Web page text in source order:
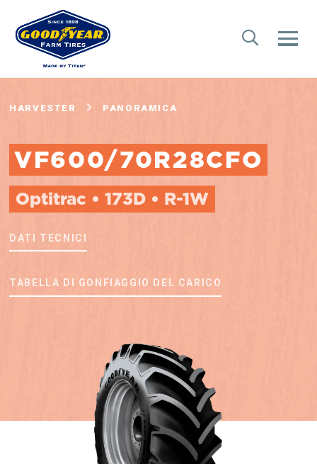
HARVESTER PANORAMICA
VF600/70R28CFO
Optitrac • 173D • R-1W
DATI TECNICI
TABELLA DI GONFIAGGIO DEL CARICO